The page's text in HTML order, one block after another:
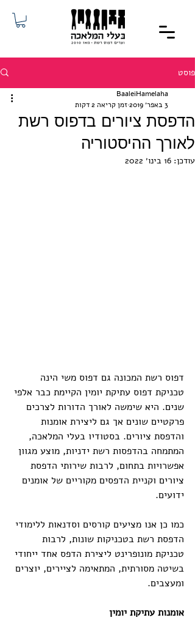
פוסט
הדפסת ציורים בדפוס רשת
לאורך ההיסטוריה
BaaleiHamelaha
3 באפר׳ 2019
זמן קריאה 2 דקות
עודכן: 16 בינו׳ 2022
דפוס רשת המכונה גם דפוס משי הינה
טכניקת דפוס עתיקת יומין הקיימת כבר אלפי
שנים. היא שימשה לאורך הדורות לצרכים
פרקטיים שונים אך גם ליצירת אומנות
והדפסת ציורים. בסטודיו בעלי המלאכה,
המתמחה בהדפסות רשת ידניות, מוצע מגוון
אפשרויות בתחום, לרבות שירותי הדפסת
ציורים וקניית הדפסים מקוריים של אומנים
ידועים.
כמו כן אנו מציעים קורסים וסדנאות ללימודי
הדפסת רשת בטכניקות שונות, לרבות
טכניקת מונופרינט ליצירת הדפס אחד ייחודי
בשיטה מסורתית, המתאימה לציירים, יוצרים
ומעצבים.
אומנות עתיקת יומין